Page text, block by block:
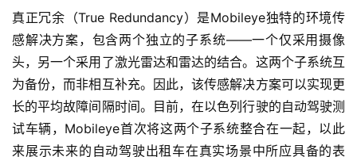
首
页
真正冗余（True Redundancy）是Mobileye独特的环境传
感解决方案，包含两个独立的子系统——一个仅采用摄像
头，另一个采用了激光雷达和雷达的结合。这两个子系统互
为备份，而非相互补充。因此，该传感解决方案可以实现更
长的平均故障间隔时间。目前，在以色列行驶的自动驾驶测
试车辆，Mobileye首次将这两个子系统整合在一起，以此
来展示未来的自动驾驶出租车在真实场景中所应具备的表